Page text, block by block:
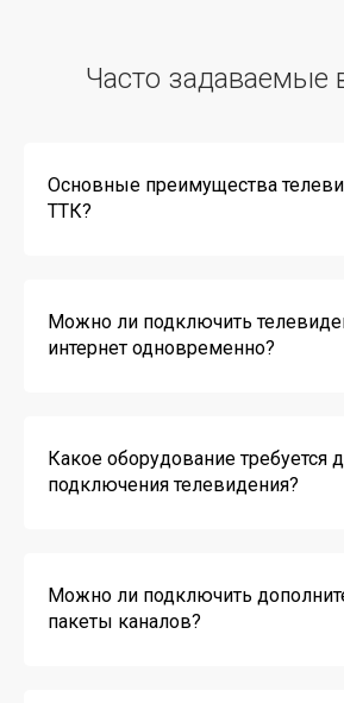
Часто задаваемые
Основные преимущества
ТТК?
Можно ли подключить
интернет одновременно?
Какое оборудование требуется
подключения телевидения?
Можно ли подключить
пакеты каналов?